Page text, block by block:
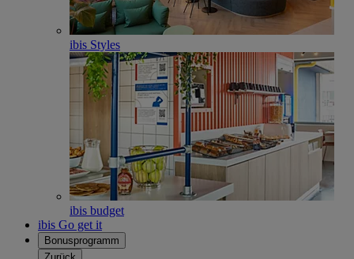
ibis Styles
ibis budget
ibis Go get it
Bonusprogramm